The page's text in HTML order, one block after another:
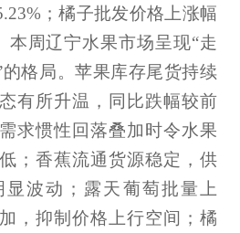
；橘子批发价格上涨幅
本周辽宁水果市场呈现“走
格局。苹果库存尾货持续
有所升温，同比跌幅较前
求惯性回落叠加时令水果
；香蕉流通货源稳定，供
波动；露天葡萄批量上
，抑制价格上行空间；橘